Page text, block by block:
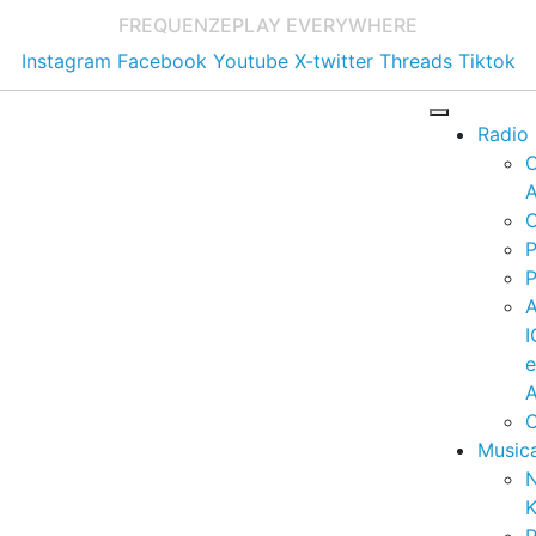
FREQUENZEPLAY EVERYWHERE
Instagram Facebook Youtube X-twitter Threads Tiktok
Radio
e